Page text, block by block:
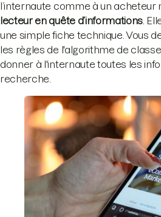
l’internaute comme à un
lecteur en quête d’informations .
une simple fiche technique. Vous
les règles de l'algorithme de
donner à l'internaute toutes les
recherche.